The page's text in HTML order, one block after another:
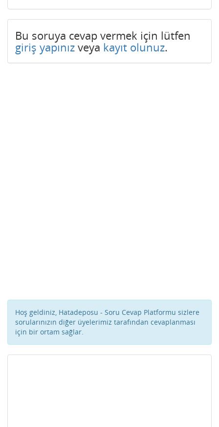
Bu soruya cevap vermek için lütfen
giriş yapınız veya kayıt olunuz.
Hoş geldiniz, Hatadeposu - Soru Cevap Platformu sizlere
sorularınızın diğer üyelerimiz tarafından cevaplanması
için bir ortam sağlar.